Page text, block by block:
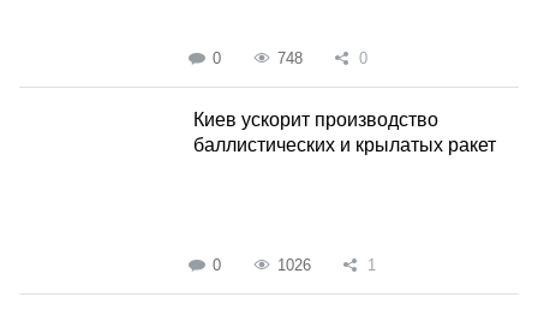
0 748 0
Киев ускорит производство
баллистических и крылатых ракет
0 1026 1